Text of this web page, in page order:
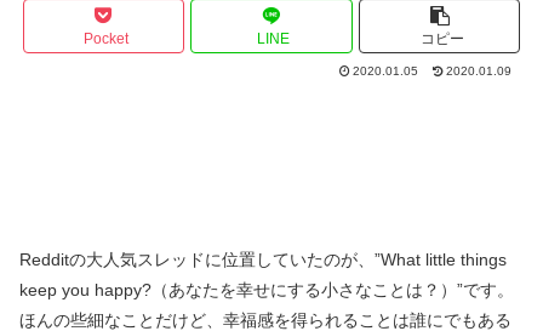
Pocket LINE コピー
2020.01.05 2020.01.09
Redditの大人気スレッドに位置していたのが、”What little things
keep you happy?（あなたを幸せにする小さなことは？）”です。
ほんの些細なことだけど、幸福感を得られることは誰にでもある